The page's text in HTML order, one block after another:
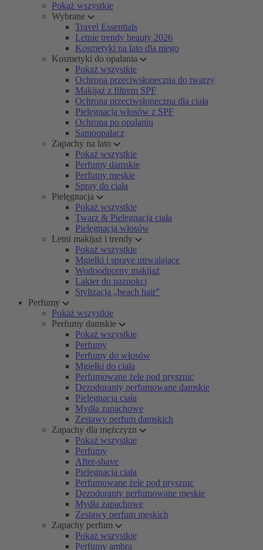
Pokaż wszystkie
Wybrane
Travel Essentials
Letnie trendy beauty 2026
Kosmetyki na lato dla niego
Kosmetyki do opalania
Pokaż wszystkie
Ochrona przeciwsłoneczna do twarzy
Makijaż z filtrem SPF
Ochrona przeciwsłoneczna dla ciała
Pielęgnacja włosów z SPF
Ochrona po opalaniu
Samoopalacz
Zapachy na lato
Pokaż wszystkie
Perfumy damskie
Perfumy męskie
Spray do ciała
Pielęgnacja
Pokaż wszystkie
Twarz & Pielęgnacja ciała
Pielęgnacja włosów
Letni makijaż i trendy
Pokaż wszystkie
Mgiełki i spraye utrwalające
Wodoodporny makijaż
Lakier do paznokci
Stylizacja „beach hair”
Perfumy
Pokaż wszystkie
Perfumy damskie
Pokaż wszystkie
Perfumy
Perfumy do włosów
Mgiełki do ciała
Perfumowane żele pod prysznic
Dezodoranty perfumowane damskie
Pielęgnacja ciała
Mydła zapachowe
Zestawy perfum damskich
Zapachy dla mężczyzn
Pokaż wszystkie
Perfumy
After-shave
Pielęgnacja ciała
Perfumowane żele pod prysznic
Dezodoranty perfumowane męskie
Mydła zapachowe
Zestawy perfum męskich
Zapachy perfum
Pokaż wszystkie
Perfumy ambra